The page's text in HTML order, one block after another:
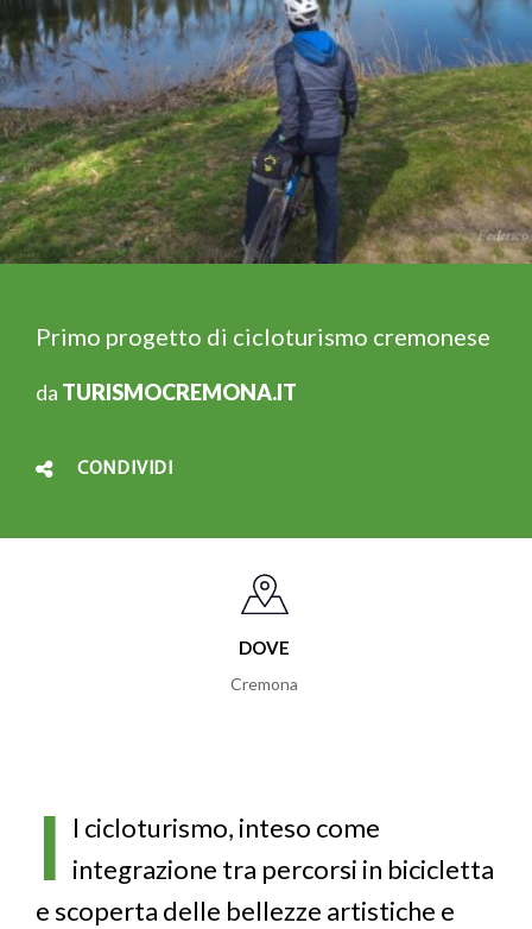
Primo progetto di cicloturismo cremonese
da TURISMOCREMONA.IT
CONDIVIDI
DOVE
Cremona
I l cicloturismo, inteso come
integrazione tra percorsi in bicicletta
e scoperta delle bellezze artistiche e